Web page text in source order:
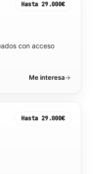
Hasta 29.000€
con acceso
Me interesa
Hasta 29.000€